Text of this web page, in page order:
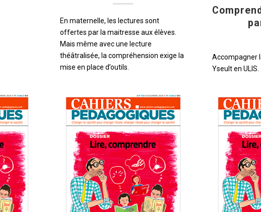
En maternelle, les lectures sont
offertes par la maitresse aux élèves.
Mais même avec une lecture
théâtralisée, la compréhension exige la
mise en place d’outils.
Accompagner
Yseult en ULIS.